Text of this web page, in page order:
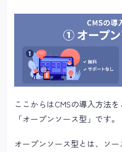
ここからはCMSの導入方法
「オープンソース型」です。
オープンソース型とは、ソ